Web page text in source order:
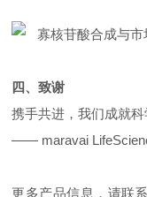
四、致谢
携手共进，我们成就科
—— maravai
更多产品信息，请联